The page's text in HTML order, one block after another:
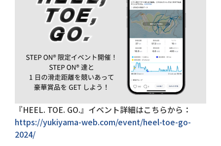
『HEEL. TOE. GO.』イベント詳細はこちらから：
https://yukiyama-web.com/event/heel-toe-go-
2024/